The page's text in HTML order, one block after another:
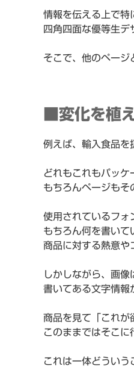
情報を伝える上で特
四角四面な優等生デ
そこで、他のページ
■変化を植
例えば、輸入食品を
どれもこれもパッケ
もちろんページもそ
使用されているフォ
もちろん何を書いて
商品に対する熱意や
しかしながら、画像
書いてある文字情報
商品を見て「これが
このままではそこに
これは一体どういう